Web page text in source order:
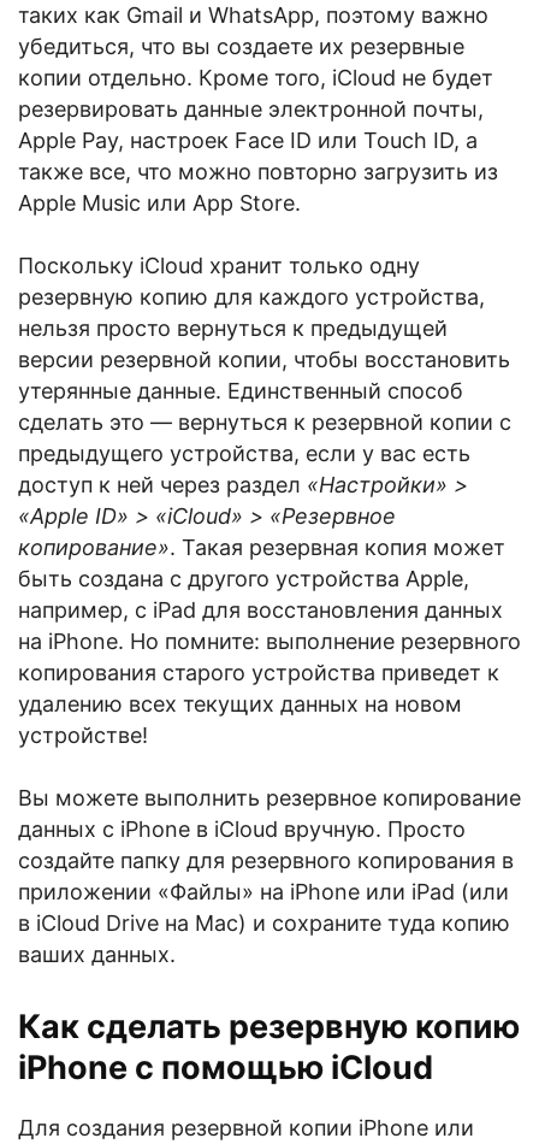
таких как Gmail и WhatsApp, поэтому важно
убедиться, что вы создаете их резервные
копии отдельно. Кроме того, iCloud не будет
резервировать данные электронной почты,
Apple Pay, настроек Face ID или Touch ID, а
также все, что можно повторно загрузить из
Apple Music или App Store.
Поскольку iCloud хранит только одну
резервную копию для каждого устройства,
нельзя просто вернуться к предыдущей
версии резервной копии, чтобы восстановить
утерянные данные. Единственный способ
сделать это — вернуться к резервной копии с
предыдущего устройства, если у вас есть
доступ к ней через раздел «Настройки» >
«Apple ID» > «iCloud» > «Резервное
копирование». Такая резервная копия может
быть создана с другого устройства Apple,
например, с iPad для восстановления данных
на iPhone. Но помните: выполнение резервного
копирования старого устройства приведет к
удалению всех текущих данных на новом
устройстве!
Вы можете выполнить резервное копирование
данных с iPhone в iCloud вручную. Просто
создайте папку для резервного копирования в
приложении «Файлы» на iPhone или iPad (или
в iCloud Drive на Mac) и сохраните туда копию
ваших данных.
Как сделать резервную копию
iPhone с помощью iCloud
Для создания резервной копии iPhone или